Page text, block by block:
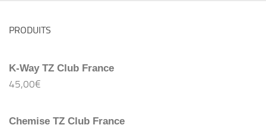
PRODUITS
K-Way TZ Club France
45,00€
Chemise TZ Club France